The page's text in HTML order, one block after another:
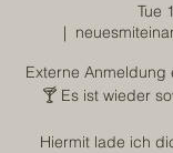
Tue
  |
Externe
🍸 Es ist wieder
Hiermit lade ich